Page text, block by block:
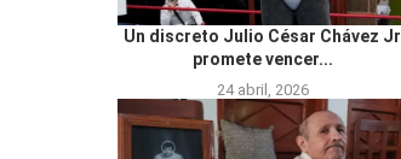
Un discreto Julio César Chávez Jr
promete vencer...
24 abril, 2026